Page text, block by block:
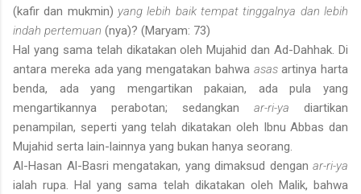
(kafir dan mukmin) yang lebih baik tempat tinggalnya dan lebih
indah pertemuan (nya)? (Maryam: 73)
Hal yang sama telah dikatakan oleh Mujahid dan Ad-Dahhak. Di
antara mereka ada yang mengatakan bahwa asasartinya harta
benda, ada yang mengartikan pakaian, ada pula yang
mengartikannya perabotan; sedangkan ar-ri-ya diartikan
penampilan, seperti yang telah dikatakan oleh Ibnu Abbas dan
Mujahid serta lain-lainnya yang bukan hanya seorang.
Al-Hasan Al-Basri mengatakan, yang dimaksud dengan ar-ri-ya
ialah rupa. Hal yang sama telah dikatakan oleh Malik, bahwa